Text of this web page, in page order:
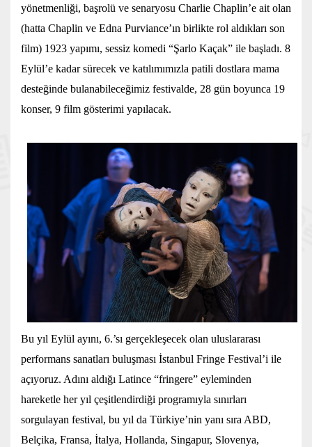
yönetmenliği, başrolü ve senaryosu Charlie Chaplin’e ait olan
(hatta Chaplin ve Edna Purviance’ın birlikte rol aldıkları son
film) 1923 yapımı, sessiz komedi “Şarlo Kaçak” ile başladı. 8
Eylül’e kadar sürecek ve katılımımızla patili dostlara mama
desteğinde bulanabileceğimiz festivalde, 28 gün boyunca 19
konser, 9 film gösterimi yapılacak.
Bu yıl Eylül ayını, 6.’sı gerçekleşecek olan uluslararası
performans sanatları buluşması İstanbul Fringe Festival’i ile
açıyoruz. Adını aldığı Latince “fringere” eyleminden
hareketle her yıl çeşitlendirdiği programıyla sınırları
sorgulayan festival, bu yıl da Türkiye’nin yanı sıra ABD,
Belçika, Fransa, İtalya, Hollanda, Singapur, Slovenya,